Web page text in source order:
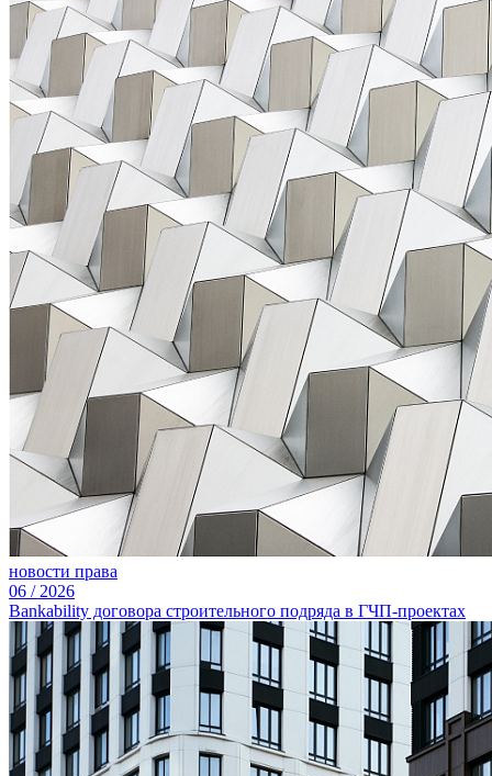
новости права
06 / 2026
Bankability договора строительного подряда в ГЧП-проектах